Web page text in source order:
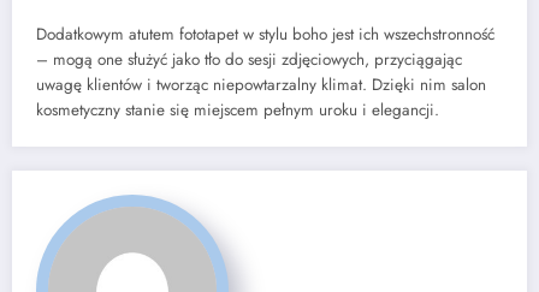
Dodatkowym atutem fototapet w stylu boho jest ich wszechstronność
– mogą one służyć jako tło do sesji zdjęciowych, przyciągając
uwagę klientów i tworząc niepowtarzalny klimat. Dzięki nim salon
kosmetyczny stanie się miejscem pełnym uroku i elegancji.